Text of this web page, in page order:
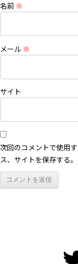
名前 ※
メール ※
サイト
次回のコメントで使用
ス、サイトを保存する。